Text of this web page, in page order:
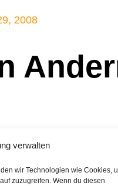
verwalten
wir Technologien wie Cookies,
zuzugreifen. Wenn du diesen
2008
hatten die